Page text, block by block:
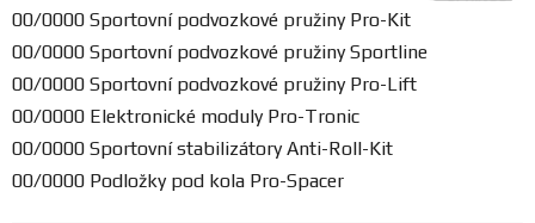
00/0000 Sportovní podvozkové pružiny Pro-Kit
00/0000 Sportovní podvozkové pružiny Sportline
00/0000 Sportovní podvozkové pružiny Pro-Lift
00/0000 Elektronické moduly Pro-Tronic
00/0000 Sportovní stabilizátory Anti-Roll-Kit
00/0000 Podložky pod kola Pro-Spacer